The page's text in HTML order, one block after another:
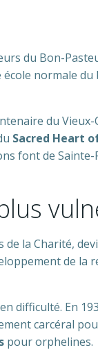
du Bon-
normale
du
Sacred Heart
font de
la Charité,
de
difficulté. En
carcéral
pour orphelines.